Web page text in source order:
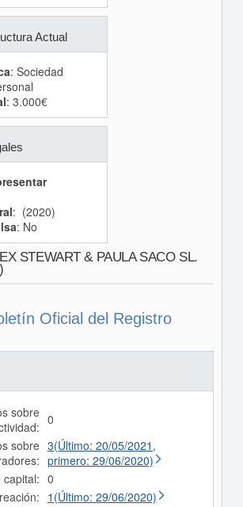
Actual
: Sociedad
: 3.000€
: (2020)
: No
STEWART & PAULA SACO SL.
Oficial del Registro
sobre 0
sobre 3(Último: 20/05/2021,
primero: 29/06/2020)
capital: 0
1(Último: 29/06/2020)